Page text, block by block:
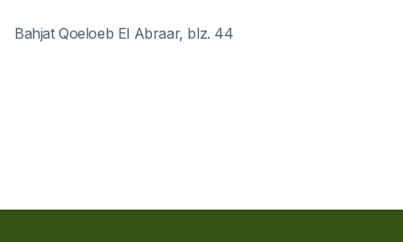
Bahjat Qoeloeb El Abraar, blz. 44